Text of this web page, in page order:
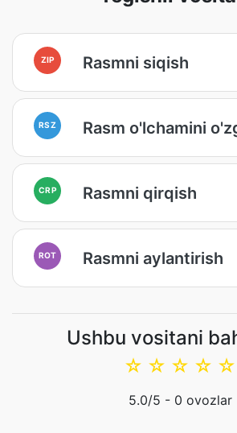
ZIP Rasmni siqish
RSZ Rasm o'lchamini
CRP Rasmni qirqish
ROT Rasmni aylantirish
Ushbu vositani
☆
☆
☆
☆
☆
5.0/5 - 0 ovozlar